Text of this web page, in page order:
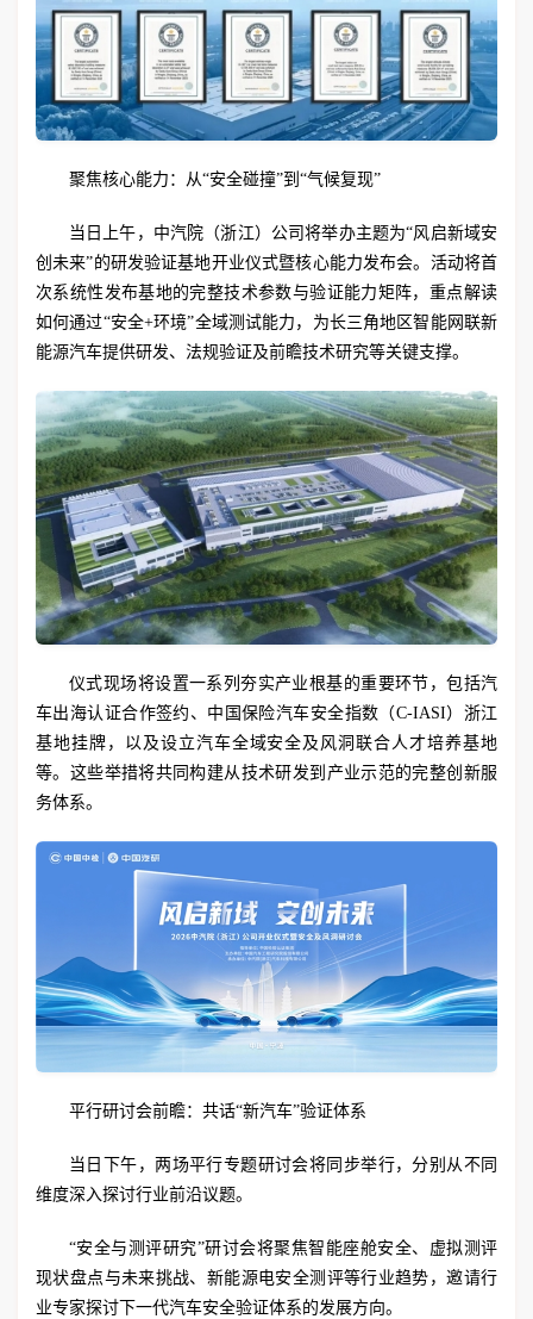
聚焦核心能力：从“安全碰撞”到“气候复现”
当日上午，中汽院（浙江）公司将举办主题为“风启新域安
创未来”的研发验证基地开业仪式暨核心能力发布会。活动将首
次系统性发布基地的完整技术参数与验证能力矩阵，重点解读
如何通过“安全+环境”全域测试能力，为长三角地区智能网联新
能源汽车提供研发、法规验证及前瞻技术研究等关键支撑。
仪式现场将设置一系列夯实产业根基的重要环节，包括汽
车出海认证合作签约、中国保险汽车安全指数（C-IASI）浙江
基地挂牌，以及设立汽车全域安全及风洞联合人才培养基地
等。这些举措将共同构建从技术研发到产业示范的完整创新服
务体系。
平行研讨会前瞻：共话“新汽车”验证体系
当日下午，两场平行专题研讨会将同步举行，分别从不同
维度深入探讨行业前沿议题。
“安全与测评研究”研讨会将聚焦智能座舱安全、虚拟测评
现状盘点与未来挑战、新能源电安全测评等行业趋势，邀请行
业专家探讨下一代汽车安全验证体系的发展方向。